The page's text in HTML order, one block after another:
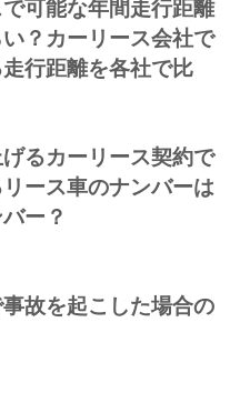
可能な年間走行距離
？カーリース会社で
行距離を各社で比
るカーリース契約で
ース車のナンバーは
ー？
事故を起こした場合の